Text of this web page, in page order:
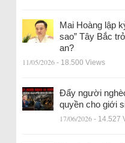
Mai Hoàng lập
sao” Tây Bắc
an?
11/05/2026 - 18.500 Views
Đẩy người
quyền cho giới
17/06/2026 - 14.527